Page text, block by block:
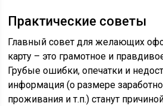
Практические советы
Главный совет для желающих
карту – это грамотное и
Грубые ошибки, опечатки и
информация (о размере
проживания и т.п.) станут